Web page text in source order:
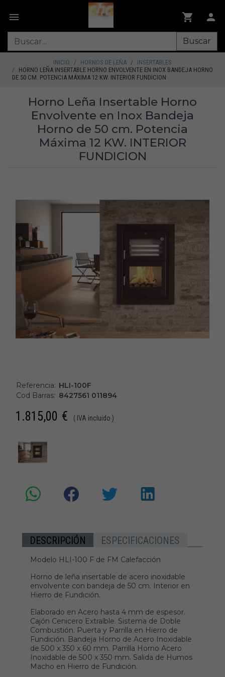
Buscar
INICIO HORNOS DE LEÑA
INSERTABLES
HORNO LEÑA INSERTABLE HORNO ENVOLVENTE EN INOX BANDEJA HORNO
DE 50 CM. POTENCIA MÁXIMA 12 KW. INTERIOR FUNDICION
Horno Leña Insertable Horno
Envolvente en Inox Bandeja
Horno de 50 cm. Potencia
Máxima 12 KW. INTERIOR
FUNDICION
Referencia: HLI-100F
Cod Barras: 8427561 011894
1.815,00 € ( IVA incluido )
DESCRIPCIÓN ESPECIFICACIONES
Modelo HLI-100 F de FM Calefacción
Horno de leña insertable de acero inoxidable
envolvente con bandeja de 50 cm. Interior en
Hierro de Fundición.
Elaborado en Acero hasta 4 mm de espesor.
Cajón Cenicero Extraíble. Sistema de Doble
Combustión. Puerta y Parrilla en Hierro de
Fundición. Bandeja Horno de Acero Inoxidable
de 500 x 350 x 60 mm. Parrilla Horno Acero
Inoxidable de 500 x 350 mm. Salida de Humos
Macho en Hierro de Fundición.